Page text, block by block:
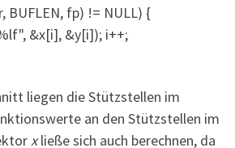
BUFLEN, fp) != NULL) {
&x[i], &y[i]); i++;
liegen die Stützstellen im
an den Stützstellen im
xließe sich auch berechnen, da